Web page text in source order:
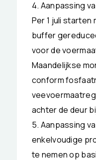
4. Aanpassing
Per 1 juli starten
buffer
voor de
Maandelijkse
conform
achter de deur
5. Aanpassing
enkelvoudige
te nemen op